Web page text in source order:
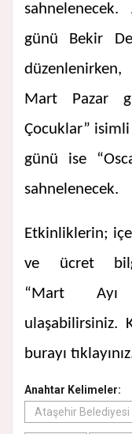
günü Bekir
Mart Pazar
Çocuklar”
günü ise
sahnelenecek.
Etkinliklerin;
ve ücret
“Mart Ayı
ulaşabilirsiniz.
burayı
Anahtar Kelimeler:
Ataşehir Belediyesi